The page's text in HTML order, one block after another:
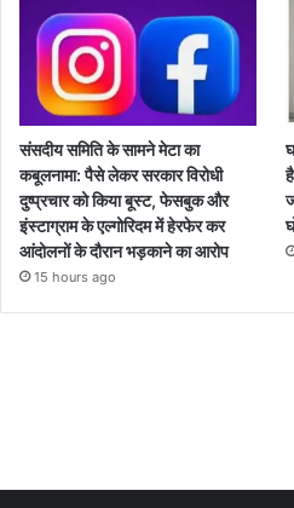
संसदीय समिति के सामने मेटा का
कबूलनामा: पैसे लेकर सरकार विरोधी
दुष्प्रचार को किया बूस्ट, फेसबुक और
इंस्टाग्राम के एल्गोरिदम में हेरफेर कर
आंदोलनों के दौरान भड़काने का आरोप
15 hours ago